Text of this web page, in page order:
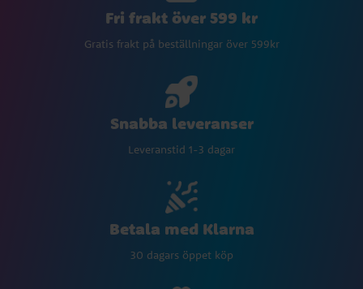
Fri frakt över 599 kr
Gratis frakt på beställningar över 599kr
Snabba leveranser
Leveranstid 1-3 dagar
Betala med Klarna
30 dagars öppet köp